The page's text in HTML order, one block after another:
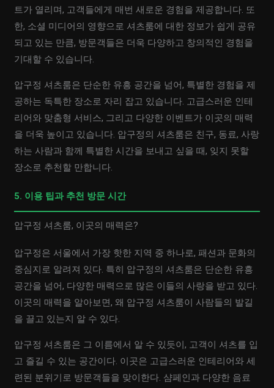
트가 열리며, 고객들에게 매번 새로운 경험을 제공합니다. 또
한, 소셜 미디어의 영향으로 셔츠룸에 대한 정보가 쉽게 공유
되고 있는 만큼, 방문객들은 더욱 다양하고 창의적인 경험을
기대할 수 있습니다.
압구정 셔츠룸은 단순한 유흥 공간을 넘어, 특별한 경험을 제
공하는 독특한 장소로 자리 잡고 있습니다. 고급스러운 인테
리어와 맞춤형 서비스, 그리고 다양한 이벤트가 이곳의 매력
을 더욱 높이고 있습니다. 압구정의 셔츠룸은 친구, 동료, 사랑
하는 사람과 함께 특별한 시간을 보내고 싶을 때, 잊지 못할
장소로 추천할 만합니다.
5. 이용 팁과 추천 방문 시간
압구정 셔츠룸, 이곳의 매력은?
압구정은 서울에서 가장 핫한 지역 중 하나로, 패션과 문화의
중심지로 알려져 있다. 특히 압구정의 셔츠룸은 단순한 유흥
공간을 넘어, 다양한 매력으로 많은 이들의 사랑을 받고 있다.
이곳의 매력을 알아보면, 왜 압구정 셔츠룸이 사람들의 발길
을 끌고 있는지 알 수 있다.
압구정 셔츠룸은 그 이름에서 알 수 있듯이, 고객이 셔츠를 입
고 즐길 수 있는 공간이다. 이곳은 고급스러운 인테리어와 세
련된 분위기로 방문객들을 맞이한다. 샴페인과 다양한 음료